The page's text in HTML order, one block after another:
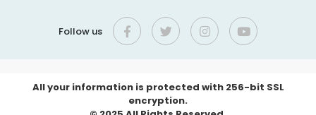
Follow us
All your information is protected with 256-bit SSL
encryption.